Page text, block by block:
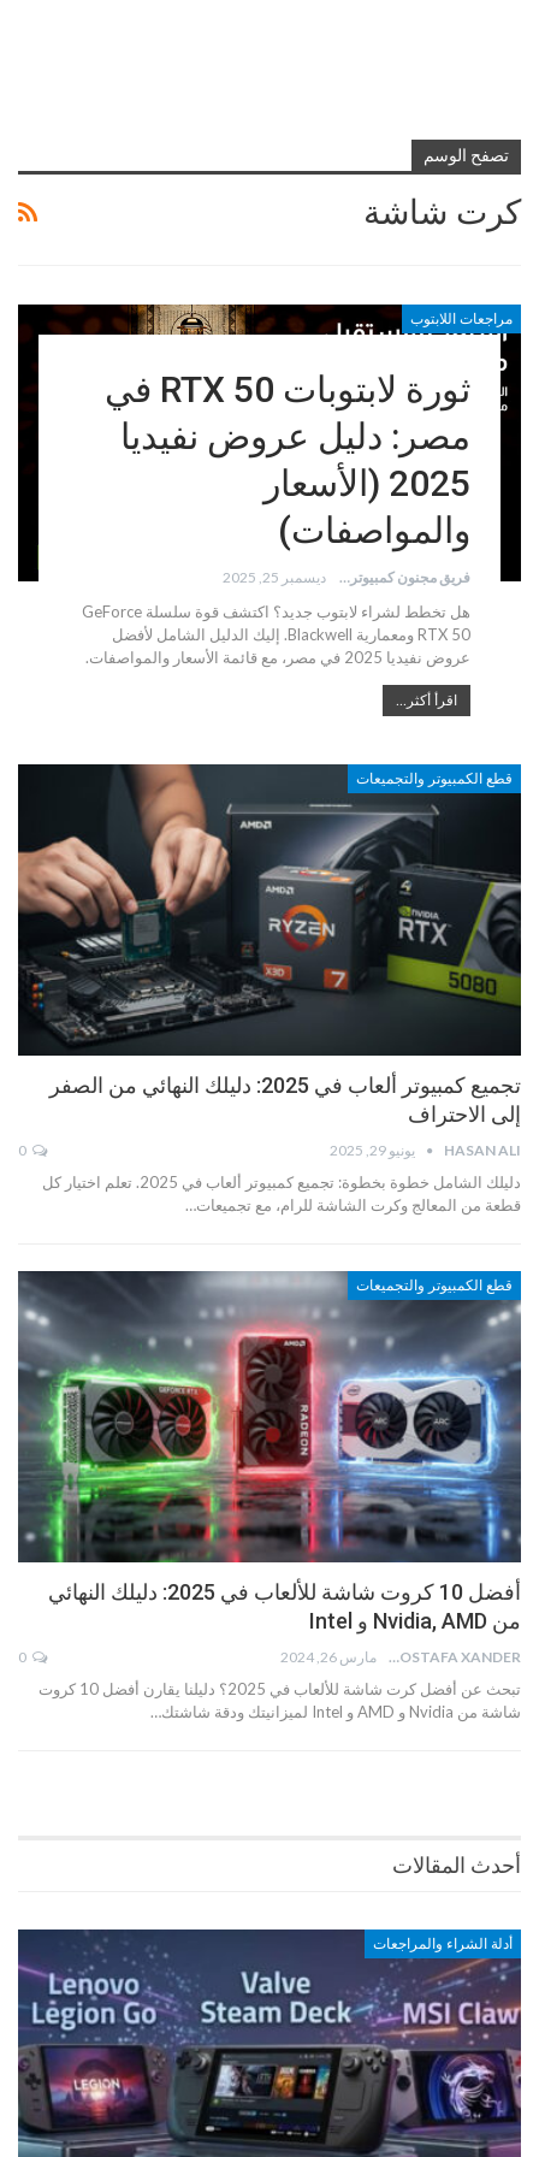
تصفح الوسم
كرت شاشة
مراجعات اللابتوب
ثورة لابتوبات RTX 50 في
مصر: دليل عروض نفيديا
2025 (الأسعار
والمواصفات)
فريق مجنون كمبيوتر ديسمبر 25, 2025
هل تخطط لشراء لابتوب جديد؟ اكتشف قوة سلسلة GeForce
RTX 50 ومعمارية Blackwell. إليك الدليل الشامل لأفضل
عروض نفيديا 2025 في مصر، مع قائمة الأسعار والمواصفات.
اقرأ أكثر...
قطع الكمبيوتر والتجميعات
تجميع كمبيوتر ألعاب في 2025: دليلك النهائي من الصفر
إلى الاحتراف
HASAN ALI يونيو 29, 2025
دليلك الشامل خطوة بخطوة: تجميع كمبيوتر ألعاب في 2025. تعلم اختيار كل
قطعة من المعالج وكرت الشاشة للرام، مع تجميعات…
قطع الكمبيوتر والتجميعات
أفضل 10 كروت شاشة للألعاب في 2025: دليلك النهائي
من Nvidia, AMD و Intel
MOSTAFA XANDER مارس 26, 2024
تبحث عن أفضل كرت شاشة للألعاب في 2025؟ دليلنا يقارن أفضل 10 كروت
شاشة من Nvidia و AMD و Intel لميزانيتك ودقة شاشتك…
أحدث المقالات
أدلة الشراء والمراجعات